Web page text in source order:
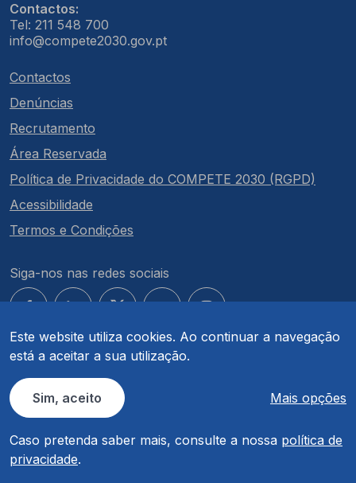
Este website utiliza cookies. Ao continuar a navegação
está a aceitar a sua utilização.
Sim, aceito Mais opções
Caso pretenda saber mais, consulte a nossa política de
privacidade.
Contactos:
Tel: 211 548 700
info@compete2030.gov.pt
Contactos
Denúncias
Recrutamento
Área Reservada
Política de Privacidade do COMPETE 2030 (RGPD)
Acessibilidade
Termos e Condições
Siga-nos nas redes sociais
© COMPETE 2030. Todos os direitos reservados.